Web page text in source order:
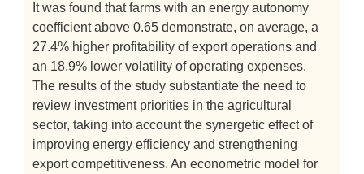
It was found that farms with an energy autonomy
coefficient above 0.65 demonstrate, on average, a
27.4% higher profitability of export operations and
an 18.9% lower volatility of operating expenses.
The results of the study substantiate the need to
review investment priorities in the agricultural
sector, taking into account the synergetic effect of
improving energy efficiency and strengthening
export competitiveness. An econometric model for